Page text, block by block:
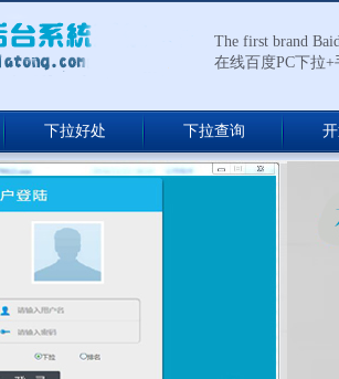
The first brand
在线百度PC下拉
下拉好处 下拉查询